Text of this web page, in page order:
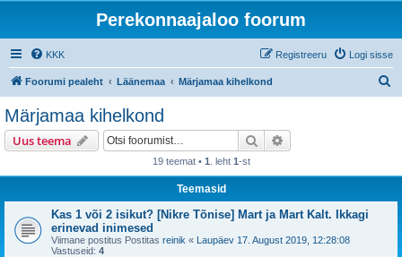
Perekonnaajaloo foorum
KKK Logi sisse
Registreeru
Foorumi pealeht Läänemaa Märjamaa kihelkond
Märjamaa kihelkond
Uus teema Otsi
19 teemat • 1 . leht 1-st
Teemasid
Kas 1 või 2 isikut? [Nikre Tõnise] Mart ja Mart Kalt. Ikkagi
erinevad inimesed
Viimane postitus Postitas reinik « Laupäev 17. August 2019, 12:28:08
Vastuseid: 4